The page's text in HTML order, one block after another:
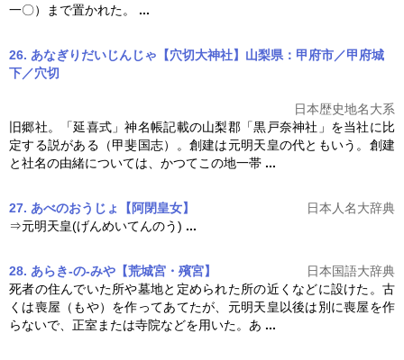
一〇）まで置かれた。 ...
26. あなぎりだいじんじゃ【穴切大神社】山梨県：甲府市／甲府城
下／穴切
日本歴史地名大系
旧郷社。「延喜式」神名帳記載の山梨郡「黒戸奈神社」を当社に比
定する説がある（甲斐国志）。創建は元明天皇の代ともいう。創建
と社名の由緒については、かつてこの地一帯 ...
27. あべのおうじょ【阿閉皇女】
日本人名大辞典
⇒元明天皇(げんめいてんのう) ...
28. あらき‐の‐みや【荒城宮・殯宮】
日本国語大辞典
死者の住んでいた所や墓地と定められた所の近くなどに設けた。古
くは喪屋（もや）を作ってあてたが、 元明天皇以後は別に喪屋を作
らないで、正室または寺院などを用いた。あ ...